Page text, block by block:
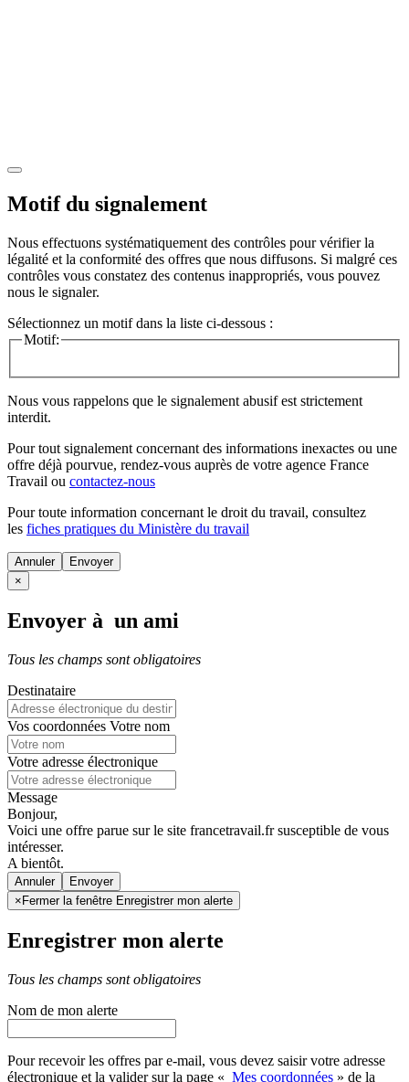
Motif du signalement
Nous effectuons systématiquement des contrôles pour vérifier la
légalité et la conformité des offres que nous diffusons. Si malgré ces
contrôles vous constatez des contenus inappropriés, vous pouvez
nous le signaler.
Sélectionnez un motif dans la liste ci-dessous :
Motif:
Nous vous rappelons que le signalement abusif est strictement
interdit.
Pour tout signalement concernant des informations inexactes ou une
offre déjà pourvue, rendez-vous auprès de votre agence France
Travail ou contactez-nous
Pour toute information concernant le droit du travail, consultez
les fiches pratiques du Ministère du travail
Annuler
×
Envoyer à un ami
Tous les champs sont obligatoires
Destinataire
Vos coordonnées Votre nom
Votre adresse électronique
Message
Bonjour,
Voici une offre parue sur le site francetravail.fr susceptible de vous
intéresser.
A bientôt.
Annuler
× Fermer la fenêtre Enregistrer mon alerte
Enregistrer mon alerte
Tous les champs sont obligatoires
Nom de mon alerte
Pour recevoir les offres par e-mail, vous devez saisir votre adresse
électronique et la valider sur la page « Mes coordonnées » de la